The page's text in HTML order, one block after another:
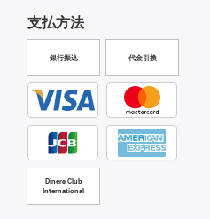
支払方法
銀行振込 代金引換
Diners Club
International